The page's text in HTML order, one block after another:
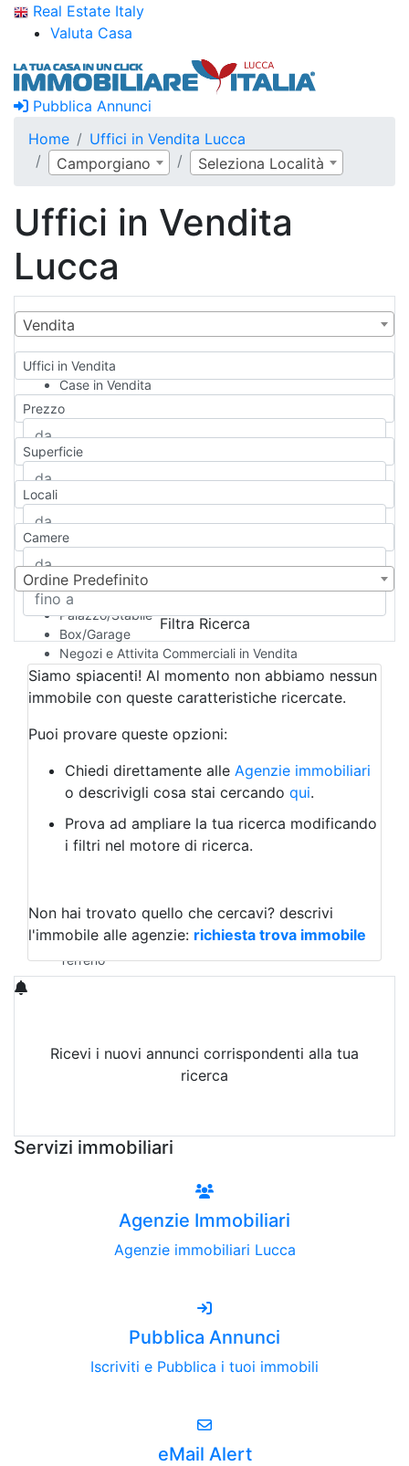
Real Estate Italy
Valuta Casa
Pubblica Annunci
Home
Uffici in Vendita Lucca
Camporgiano
Seleziona Località
Uffici in Vendita
Lucca
Vendita
Uffici in Vendita
Case in Vendita
Qualsiasi
Appartamento
Casa indipendente
Casa Semi-indipendente
Attico/Mansarda
Rustico/Casale
Camera d'Albergo
Multiproprietà
Palazzo/Stabile
Box/Garage
Negozi e Attivita Commerciali in Vendita
Qualsiasi
Attività/Licenza Commerciale
Azienda Agricola
Bar/Ristorante
Albergo
Laboratorio Artigianale
Negozio/locale commerciale
Agriturismo
Magazzini
Qualsiasi
Terreno edificabile
Terreno
Prezzo
Superficie
Locali
Camere
Ordine Predefinito
Filtra Ricerca
Siamo spiacenti! Al momento non abbiamo nessun
immobile con queste caratteristiche ricercate.
Puoi provare queste opzioni:
Chiedi direttamente alle Agenzie immobiliari
o descrivigli cosa stai cercando qui.
Prova ad ampliare la tua ricerca modificando
i filtri nel motore di ricerca.
Non hai trovato quello che cercavi? descrivi
l'immobile alle agenzie: richiesta trova immobile
Ricevi i nuovi annunci corrispondenti alla tua
ricerca
Servizi immobiliari
Agenzie Immobiliari
Agenzie immobiliari Lucca
Pubblica Annunci
Iscriviti e Pubblica i tuoi immobili
eMail Alert